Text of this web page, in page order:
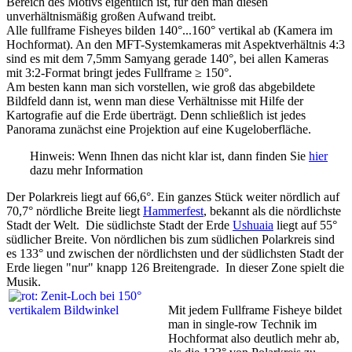
unverhältnismäßig großen Aufwand treibt.
Alle fullframe Fisheyes bilden 140°...160° vertikal ab (Kamera im
Hochformat). An den MFT-Systemkameras mit Aspektverhältnis 4:3
sind es mit dem 7,5mm Samyang gerade 140°, bei allen Kameras
mit 3:2-Format bringt jedes Fullframe ≥ 150°.
Am besten kann man sich vorstellen, wie groß das abgebildete
Bildfeld dann ist, wenn man diese Verhältnisse mit Hilfe der
Kartografie auf die Erde überträgt. Denn schließlich ist jedes
Panorama zunächst eine Projektion auf eine Kugeloberfläche.
Hinweis: Wenn Ihnen das nicht klar ist, dann finden Sie hier
dazu mehr Information
Der Polarkreis liegt auf 66,6°. Ein ganzes Stück weiter nördlich auf
70,7° nördliche Breite liegt Hammerfest, bekannt als die nördlichste
Stadt der Welt. Die südlichste Stadt der Erde Ushuaia liegt auf 55°
südlicher Breite. Von nördlichen bis zum südlichen Polarkreis sind
es 133° und zwischen der nördlichsten und der südlichsten Stadt der
Erde liegen "nur" knapp 126 Breitengrade. In dieser Zone spielt die
Musik.
Mit jedem Fullframe Fisheye bildet
man in single-row Technik im
Hochformat also deutlich mehr ab,